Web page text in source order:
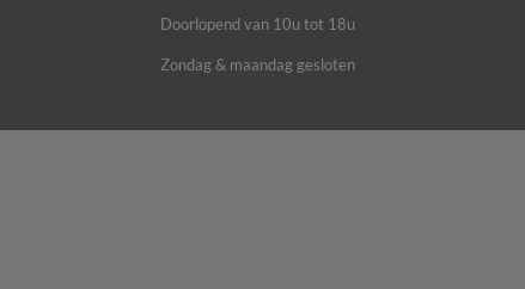
Doorlopend van 10u tot 18u
Zondag & maandag gesloten